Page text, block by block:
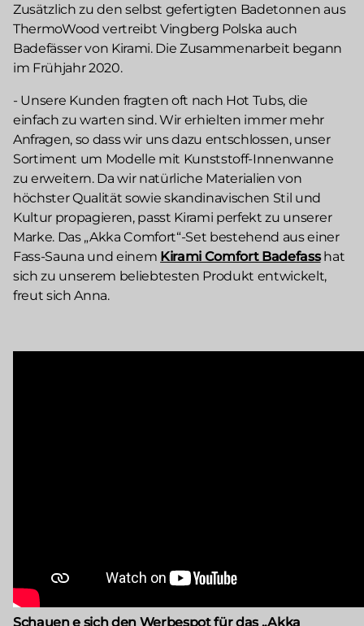
Zusätzlich zu den selbst gefertigten Badetonnen aus
ThermoWood vertreibt Vingberg Polska auch
Badefässer von Kirami. Die Zusammenarbeit begann
im Frühjahr 2020.
- Unsere Kunden fragten oft nach Hot Tubs, die
einfach zu warten sind. Wir erhielten immer mehr
Anfragen, so dass wir uns dazu entschlossen, unser
Sortiment um Modelle mit Kunststoff-Innenwanne
zu erweitern. Da wir natürliche Materialien von
höchster Qualität sowie skandinavischen Stil und
Kultur propagieren, passt Kirami perfekt zu unserer
Marke. Das „Akka Comfort“-Set bestehend aus einer
Fass-Sauna und einem Kirami Comfort Badefasshat
sich zu unserem beliebtesten Produkt entwickelt,
freut sich Anna.
Schauen e sich den Werbespot für das „Akka